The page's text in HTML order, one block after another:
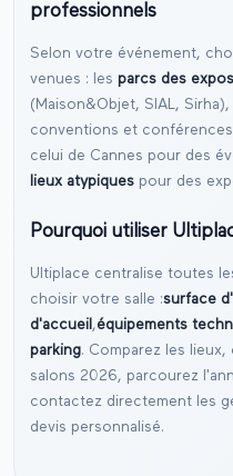
professionnels
Selon votre événement,
venues : les parcs des
(Maison&Objet, SIAL, Sirha),
conventions et
celui de Cannes pour des
lieux atypiques pour des
Pourquoi utiliser
Ultiplace centralise toutes
choisir votre salle :surface
d'accueil ,équipements
parking. Comparez les
salons 2026, parcourez l'
contactez directement les
devis personnalisé.